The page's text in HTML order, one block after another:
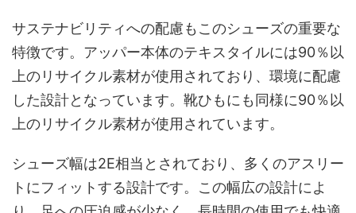
サステナビリティへの配慮もこのシューズの重要な
特徴です。アッパー本体のテキスタイルには90％以
上のリサイクル素材が使用されており、環境に配慮
した設計となっています。靴ひもにも同様に90％以
上のリサイクル素材が使用されています。
シューズ幅は2E相当とされており、多くのアスリー
トにフィットする設計です。この幅広の設計によ